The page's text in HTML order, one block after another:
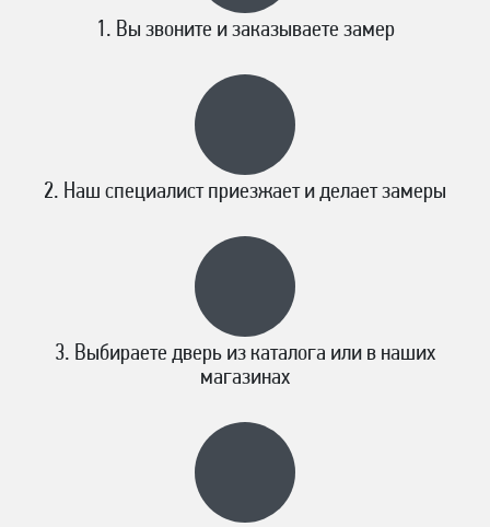
Вы звоните и заказываете замер
Наш специалист приезжает и делает замеры
Выбираете дверь из каталога или в наших
магазинах